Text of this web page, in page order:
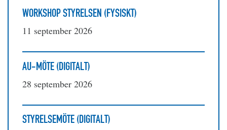
WORKSHOP STYRELSEN (FYSISKT)
11 september 2026
AU-MÖTE (DIGITALT)
28 september 2026
STYRELSEMÖTE (DIGITALT)